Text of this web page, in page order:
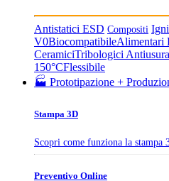
Antistatici ESD Compositi
V0BiocompatibileAlimentari
CeramiciTribologici Antiusura
150°CFlessibile
🏭 Prototipazione +
Stampa 3D
Scopri come funziona la stampa
Preventivo Online